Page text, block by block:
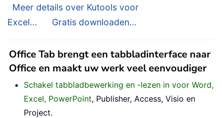
Meer details over Kutools voor
Excel...
Gratis downloaden...
Office Tab brengt een tabbladinterface naar
Office en maakt uw werk veel eenvoudiger
Schakel tabbladbewerking en -lezen in voor Word,
Excel, PowerPoint, Publisher, Access, Visio en
Project.